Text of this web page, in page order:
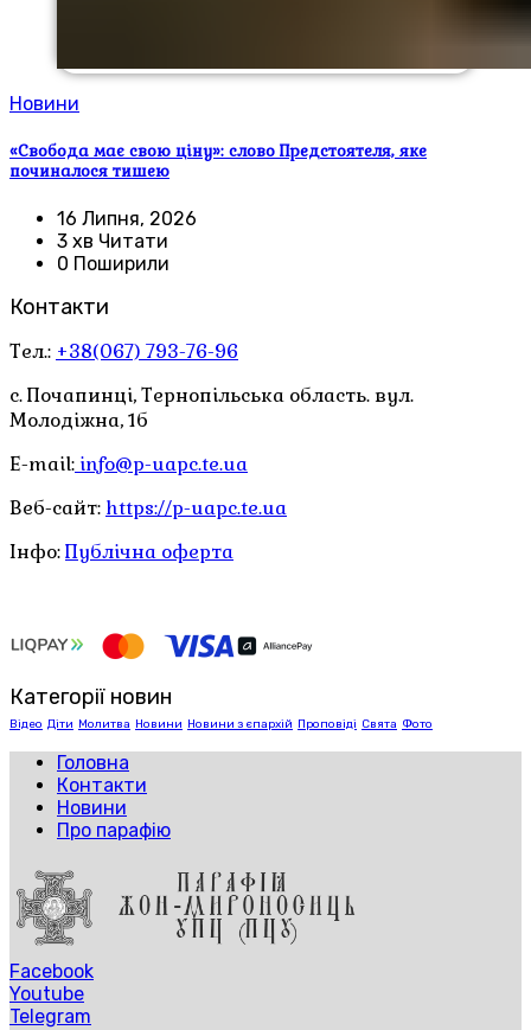
Новини
«Свобода має свою ціну»: слово Предстоятеля, яке
починалося тишею
16 Липня, 2026
3 хв Читати
0 Поширили
Контакти
Тел.: +38(067) 793-76-96
с. Почапинці, Тернопільська область. вул.
Молодіжна, 1б
E-mail: info@p-uapc.te.ua
Веб-сайт: https://p-uapc.te.ua
Інфо:Публічна оферта
Категорії новин
Відео Діти Молитва Новини Новини з єпархій Проповіді Свята Фото
Головна
Контакти
Новини
Про парафію
Facebook
Youtube
Telegram